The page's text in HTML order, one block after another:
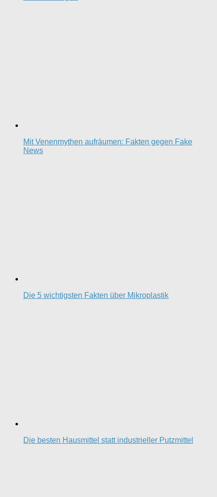
Mit Venenmythen aufräumen: Fakten gegen Fake
News
Die 5 wichtigsten Fakten über Mikroplastik
Die besten Hausmittel statt industrieller Putzmittel